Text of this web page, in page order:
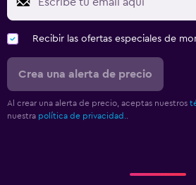
Recibir las ofertas especiales de
Crea una alerta de precio
Al crear una alerta de precio, aceptas nuestros
nuestra política de privacidad.